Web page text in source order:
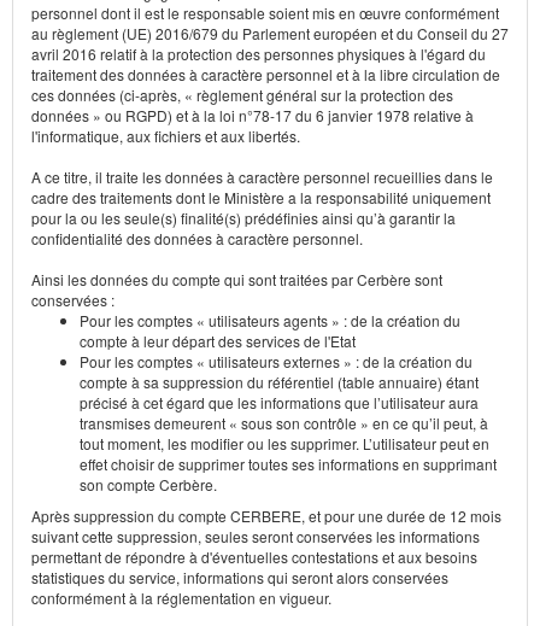
personnel dont il est le responsable soient mis en œuvre conformément
au règlement (UE) 2016/679 du Parlement européen et du Conseil du 27
avril 2016 relatif à la protection des personnes physiques à l'égard du
traitement des données à caractère personnel et à la libre circulation de
ces données (ci-après, « règlement général sur la protection des
données » ou RGPD) et à la loi n°78-17 du 6 janvier 1978 relative à
l'informatique, aux fichiers et aux libertés.
A ce titre, il traite les données à caractère personnel recueillies dans le
cadre des traitements dont le Ministère a la responsabilité uniquement
pour la ou les seule(s) finalité(s) prédéfinies ainsi qu’à garantir la
confidentialité des données à caractère personnel.
Ainsi les données du compte qui sont traitées par Cerbère sont
conservées :
Pour les comptes « utilisateurs agents » : de la création du
compte à leur départ des services de l'Etat
Pour les comptes « utilisateurs externes » : de la création du
compte à sa suppression du référentiel (table annuaire) étant
précisé à cet égard que les informations que l’utilisateur aura
transmises demeurent « sous son contrôle » en ce qu’il peut, à
tout moment, les modifier ou les supprimer. L’utilisateur peut en
effet choisir de supprimer toutes ses informations en supprimant
son compte Cerbère.
Après suppression du compte CERBERE, et pour une durée de 12 mois
suivant cette suppression, seules seront conservées les informations
permettant de répondre à d'éventuelles contestations et aux besoins
statistiques du service, informations qui seront alors conservées
conformément à la réglementation en vigueur.